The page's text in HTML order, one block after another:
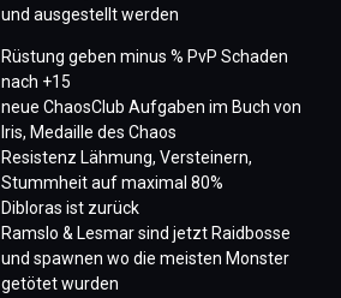
und ausgestellt werden
Rüstung geben minus % PvP Schaden
nach +15
neue ChaosClub Aufgaben im Buch von
Iris, Medaille des Chaos
Resistenz Lähmung, Versteinern,
Stummheit auf maximal 80%
Dibloras ist zurück
Ramslo & Lesmar sind jetzt Raidbosse
und spawnen wo die meisten Monster
getötet wurden